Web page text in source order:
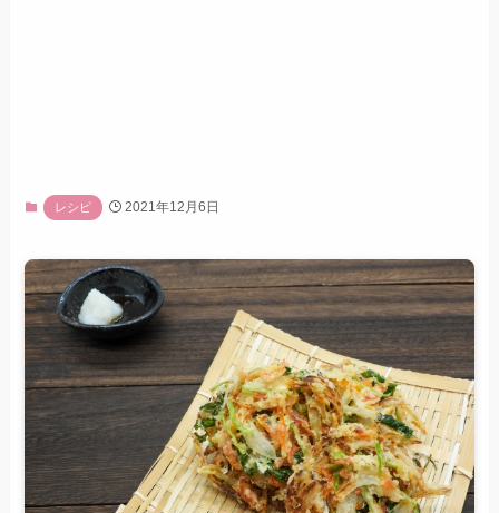
レシピ 2021年12月6日